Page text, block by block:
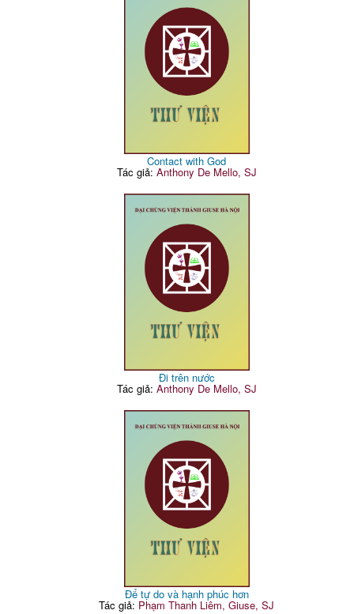
Contact with God
Tác giả: Anthony De Mello, SJ
Đi trên nước
Tác giả: Anthony De Mello, SJ
Để tự do và hạnh phúc hơn
Tác giả: Phạm Thanh Liêm, Giuse, SJ